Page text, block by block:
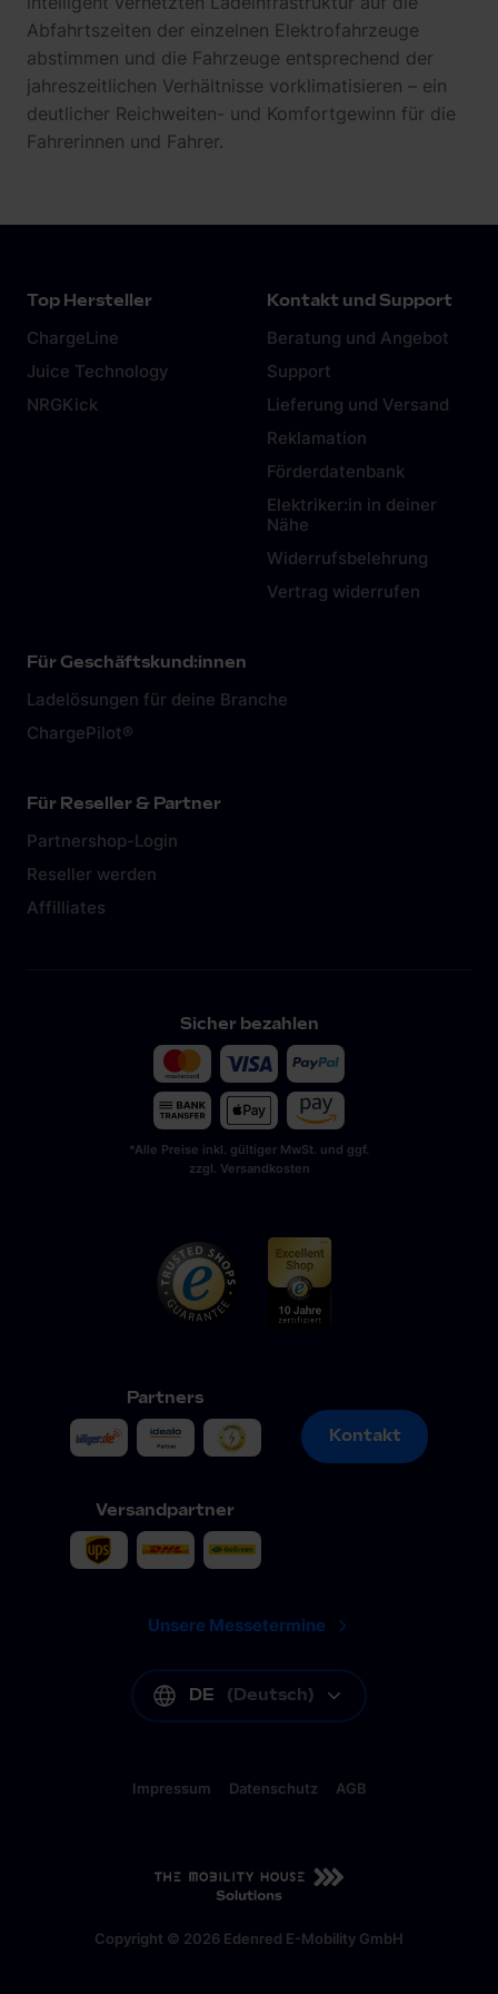
Abfahrtszeiten der einzelnen Elektrofahrzeuge
abstimmen und die Fahrzeuge entsprechend der
jahreszeitlichen Verhältnisse vorklimatisieren – ein
deutlicher Reichweiten- und Komfortgewinn für die
Fahrerinnen und Fahrer.
Top Hersteller
ChargeLine
Juice Technology
NRGKick
Kontakt und Support
Beratung und Angebot
Support
Lieferung und Versand
Reklamation
Förderdatenbank
Elektriker:in in deiner
Nähe
Widerrufsbelehrung
Vertrag widerrufen
Für Geschäftskund:innen
Ladelösungen für deine Branche
ChargePilot®
Für Reseller & Partner
Partnershop-Login
Reseller werden
Affilliates
Sicher bezahlen
*Alle Preise inkl. gültiger MwSt. und ggf.
zzgl. Versandkosten
Partners
Versandpartner
Kontakt
Kontakt
Unsere Messetermine
DE (Deutsch)
Copyright © 2026 Edenred E-Mobility GmbH
Impressum Datenschutz AGB